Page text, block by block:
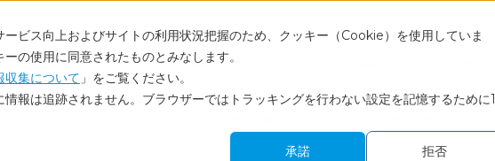
ビス向上およびサイトの利用状況把握のため、クッキー（Cookie）を使用していま
の使用に同意されたものとみなします。
収集について 」をご覧ください。
報は追跡されません。ブラウザーではトラッキングを行わない設定を記憶するために1
承諾
拒否
サービス 調査レポート・コラム